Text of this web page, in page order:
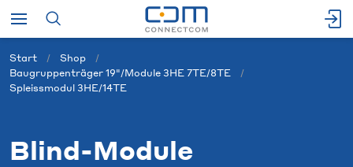
Start
Shop
Baugruppenträger 19"/Module 3HE 7TE/8TE
Spleissmodul 3HE/14TE
Blind-Module